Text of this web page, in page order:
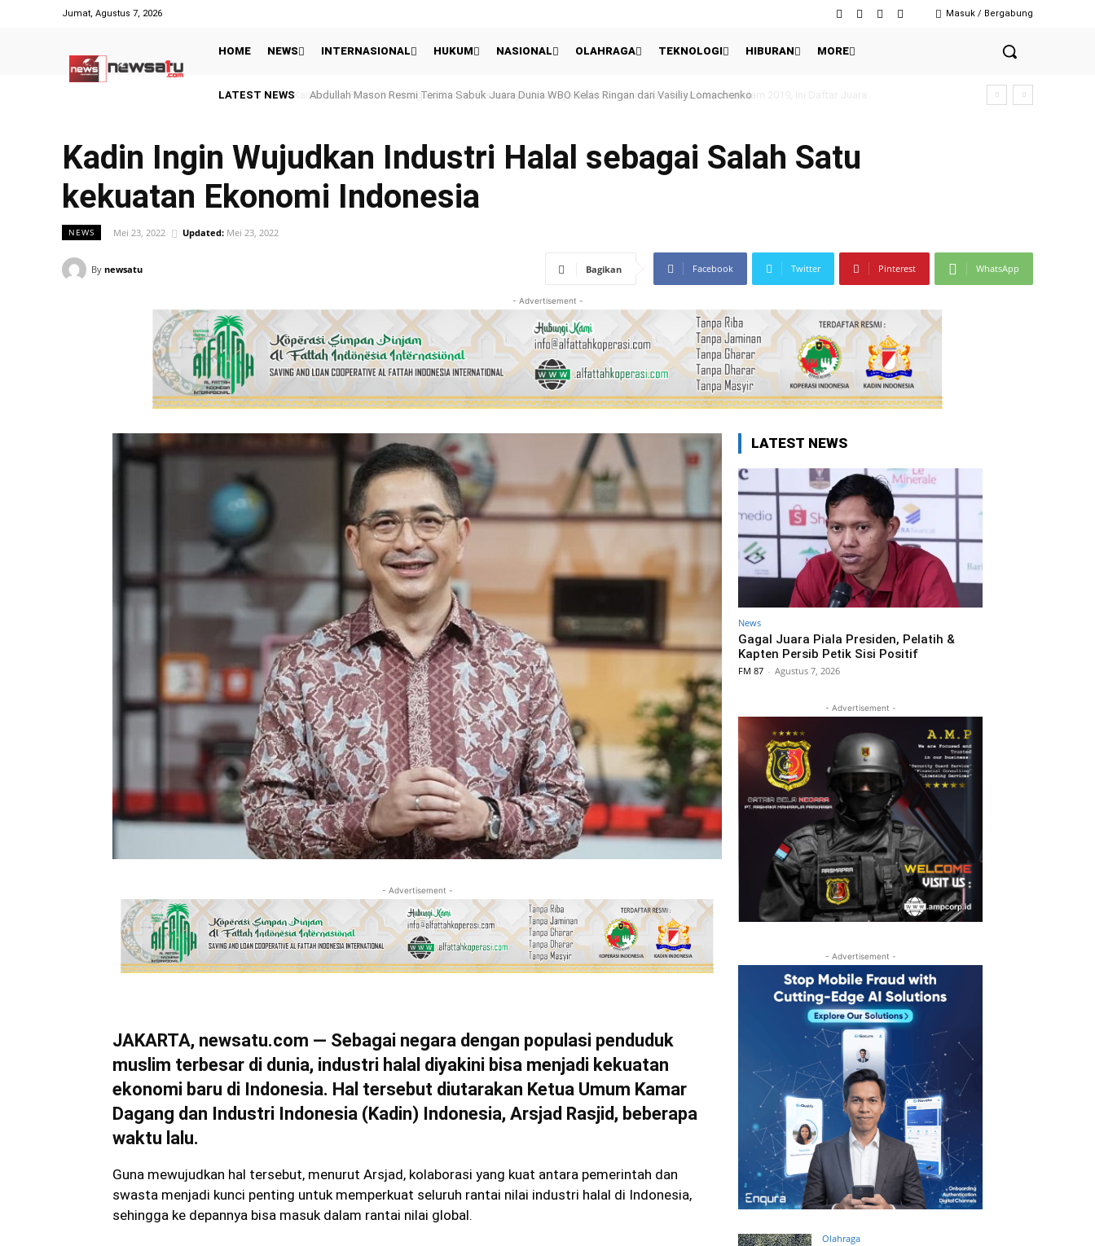
Jumat, Agustus 7, 2026 Masuk / Bergabung
HOME NEWS INTERNASIONAL HUKUM NASIONAL OLAHRAGA TEKNOLOGI HIBURAN MORE
LATEST NEWS Abdullah Mason Resmi Terima Sabuk Juara Dunia WBO Kelas Ringan dari Vasiliy Lomachenko
Kadin Ingin Wujudkan Industri Halal sebagai Salah Satu
kekuatan Ekonomi Indonesia
NEWS Mei 23, 2022 Updated: Mei 23, 2022
By newsatu Bagikan Facebook Twitter Pinterest WhatsApp
- Advertisement -
- Advertisement -
JAKARTA, newsatu.com — Sebagai negara dengan populasi penduduk
muslim terbesar di dunia, industri halal diyakini bisa menjadi kekuatan
ekonomi baru di Indonesia. Hal tersebut diutarakan Ketua Umum Kamar
Dagang dan Industri Indonesia (Kadin) Indonesia, Arsjad Rasjid, beberapa
waktu lalu.
Guna mewujudkan hal tersebut, menurut Arsjad, kolaborasi yang kuat antara pemerintah dan
swasta menjadi kunci penting untuk memperkuat seluruh rantai nilai industri halal di Indonesia,
sehingga ke depannya bisa masuk dalam rantai nilai global.
LATEST NEWS
News
Gagal Juara Piala Presiden, Pelatih &
Kapten Persib Petik Sisi Positif
FM 87 - Agustus 7, 2026
- Advertisement -
- Advertisement -
Olahraga